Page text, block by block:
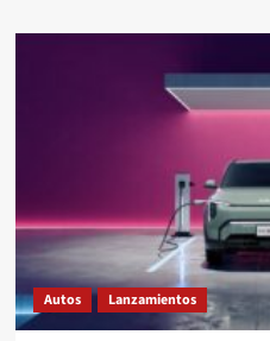
Autos Lanzamientos